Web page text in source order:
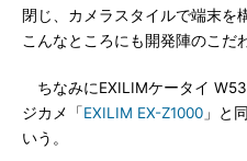
閉じ、カメラスタイルで端末を
こんなところにも開発陣のこだ
ちなみにEXILIMケータイ
ジカメ「EXILIM EX-Z1000 」と
いう。